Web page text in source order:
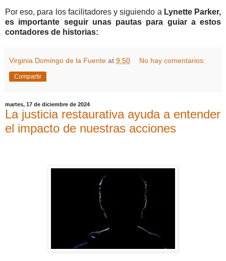
Por eso, para los facilitadores y siguiendo a Lynette Parker,
es importante seguir unas pautas para guiar a estos
contadores de historias:
Virginia Domingo de la Fuente at 9:50 No hay comentarios:
Compartir
martes, 17 de diciembre de 2024
La justicia restaurativa ayuda a entender
el impacto de nuestras acciones